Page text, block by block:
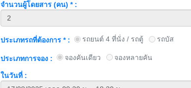
จำนวนผู้โดยสาร (คน) * :
ประเภทรถที่ต้องการ * : รถยนต์ 4 ที่นั่ง / รถตู้ รถบัส
ประเภทการจอง : จองคันเดียว จองหลายคัน
ในวันที่ :